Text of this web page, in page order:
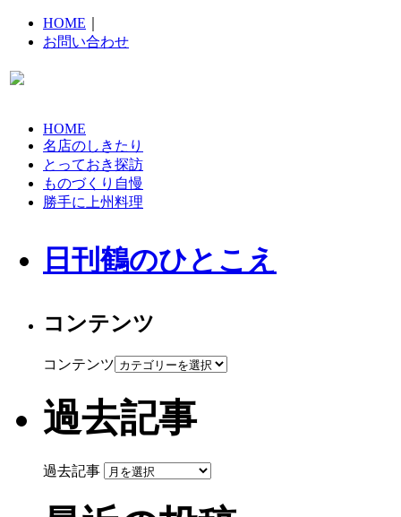
HOME
お問い合わせ
HOME
名店のしきたり
とっておき探訪
ものづくり自慢
勝手に上州料理
日刊鶴のひとこえ
コンテンツ
コンテンツ
過去記事
過去記事